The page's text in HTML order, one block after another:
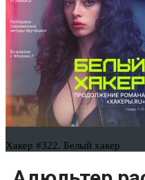
Хакер #322. Белый хакер